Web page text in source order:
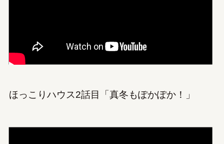
ほっこりハウス2話目「真冬もぽかぽか！」